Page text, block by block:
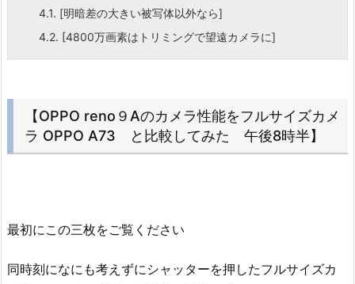
4.1. [明暗差の大きい被写体以外なら]
4.2. [4800万画素はトリミングで望遠カメラに]
【OPPO reno９Aのカメラ性能をフルサイズカメ
ラ OPPO A73 と比較してみた 午後8時半】
最初にこの三枚をご覧ください
同時刻になにも考えずにシャッターを押したフルサイズカ